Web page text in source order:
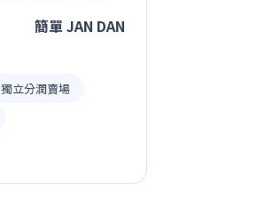
簡單 JAN DAN
獨立分潤賣場